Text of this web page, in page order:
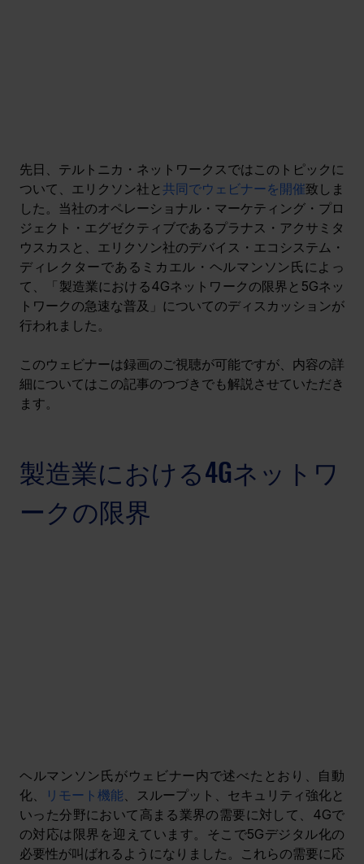
先日、テルトニカ・ネットワークスではこのトピックに
ついて、エリクソン社と 共同でウェビナーを開催致しま
した。当社のオペレーショナル・マーケティング・プロ
ジェクト・エグゼクティブであるプラナス・アクサミタ
ウスカスと、エリクソン社のデバイス・エコシステム・
ディレクターであるミカエル・ヘルマンソン氏によっ
て、「製造業における4Gネットワークの限界と5Gネッ
トワークの急速な普及」についてのディスカッションが
行われました。
このウェビナーは録画のご視聴が可能ですが、内容の詳
細についてはこの記事のつづきでも解説させていただき
ます。
製造業における4Gネットワ
ークの限界
ヘルマンソン氏がウェビナー内で述べたとおり、自動
化、
リモート機能、スループット、セキュリティ強化と
いった分野において高まる業界の需要に対して、4Gで
の対応は限界を迎えています。そこで5Gデジタル化の
必要性が叫ばれるようになりました。これらの需要に応